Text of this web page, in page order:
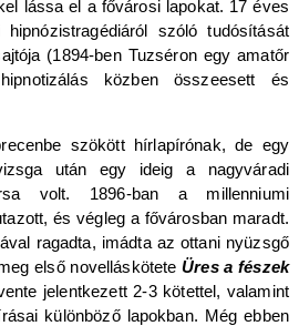
lássa el a fővárosi lapokat. 17 éves
szóló tudósítását
(1894-ben Tuzséron egy amatőr
közben összeesett és
szökött hírlapírónak, de egy
után egy ideig a nagyváradi
volt. 1896-ban a millenniumi
és végleg a fővárosban maradt.
ragadta, imádta az ottani nyüzsgő
első novellásköteteÜres a fészek
jelentkezett 2-3 kötettel, valamint
különböző lapokban. Még ebben